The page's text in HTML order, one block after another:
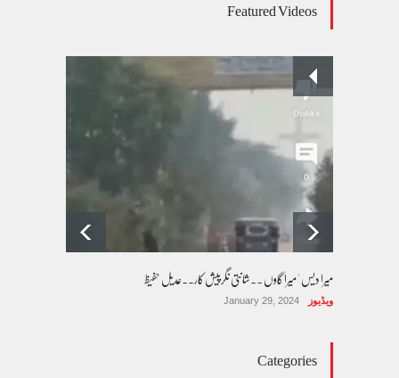
پسند کی شادیوں کا بڑھتا ہوا رجحان اور راولپنڈی
کی یوسیز میں اندارج پر پابندی ایک نیا تنازعہ
October 14, 2025
Featured Videos
میرا دیس ' میرا گاوں ۔۔شانتی نگرپیش کار۔۔عدیل حفیظ
ویڈیوز January 29, 2024
Categories